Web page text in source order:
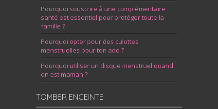
Pourquoi souscrire à une complémentaire
santé est essentiel pour protéger toute la
famille ?
Pourquoi opter pour des culottes
menstruelles pour ton ado ?
Pourquoi utiliser un disque menstruel quand
on est maman ?
TOMBER ENCEINTE